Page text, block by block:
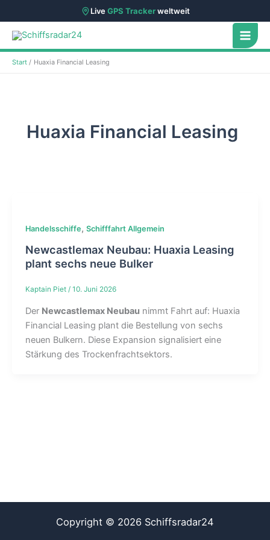
LiveGPS Trackerweltweit
Zum
Inhalt
springen
Start Huaxia Financial Leasing
Huaxia Financial Leasing
Handelsschiffe, Schifffahrt Allgemein
Newcastlemax Neubau: Huaxia Leasing
plant sechs neue Bulker
Kaptain Piet / 10. Juni 2026
Der Newcastlemax Neubau nimmt Fahrt auf: Huaxia
Financial Leasing plant die Bestellung von sechs
neuen Bulkern. Diese Expansion signalisiert eine
Stärkung des Trockenfrachtsektors.
Copyright © 2026 Schiffsradar24